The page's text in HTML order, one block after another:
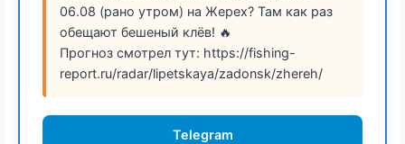
06.08 (рано утром) на Жерех? Там как раз
обещают бешеный клёв! 🔥
Прогноз смотрел тут: https://fishing-
report.ru/radar/lipetskaya/zadonsk/zhereh/
Telegram